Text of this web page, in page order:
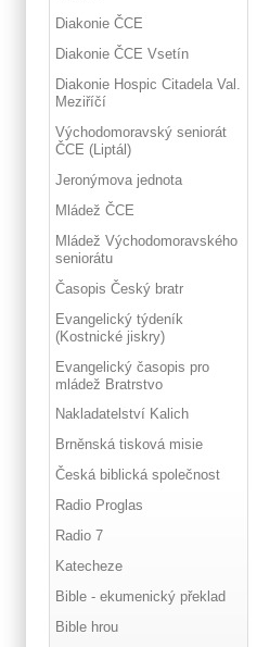
Diakonie ČCE
Diakonie ČCE Vsetín
Diakonie Hospic Citadela Val.
Meziříčí
Východomoravský seniorát
ČCE (Liptál)
Jeronýmova jednota
Mládež ČCE
Mládež Východomoravského
seniorátu
Časopis Český bratr
Evangelický týdeník
(Kostnické jiskry)
Evangelický časopis pro
mládež Bratrstvo
Nakladatelství Kalich
Brněnská tisková misie
Česká biblická společnost
Radio Proglas
Radio 7
Katecheze
Bible - ekumenický překlad
Bible hrou